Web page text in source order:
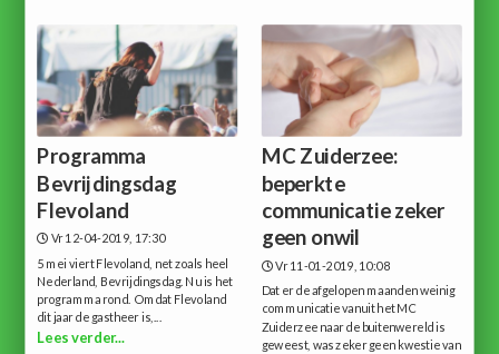
Programma
Bevrijdingsdag
Flevoland
Vr 12-04-2019, 17:30
5 mei viert Flevoland, net zoals heel
Nederland, Bevrijdingsdag. Nu is het
programma rond. Omdat Flevoland
dit jaar de gastheer is,...
Lees verder...
MC Zuiderzee:
beperkte
communicatie zeker
geen onwil
Vr 11-01-2019, 10:08
Dat er de afgelopen maanden weinig
communicatie vanuit het MC
Zuiderzee naar de buitenwereld is
geweest, was zeker geen kwestie van